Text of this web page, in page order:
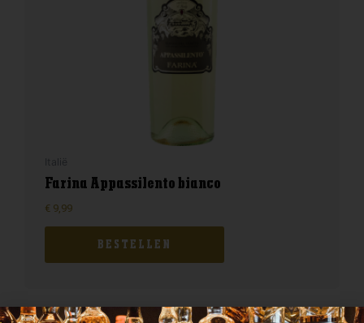
Farina Appassilento bianco
€ 9,99
BESTELLEN